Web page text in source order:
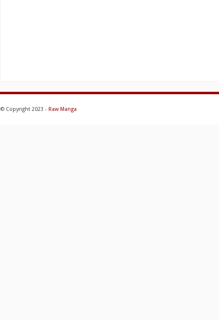
© Copyright 2023 - Raw Manga